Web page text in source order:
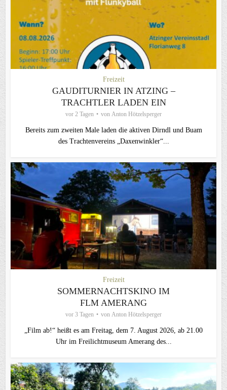
Freizeit
GAUDITURNIER IN ATZING –
TRACHTLER LADEN EIN
vor 2 Tagen von Anton Hötzelsperger
Bereits zum zweiten Male laden die aktiven Dirndl und Buam
des Trachtenvereins „Daxenwinkler“...
Freizeit
SOMMERNACHTSKINO IM
FLM AMERANG
vor 3 Tagen von Anton Hötzelsperger
„Film ab!“ heißt es am Freitag, dem 7. August 2026, ab 21.00
Uhr im Freilichtmuseum Amerang des...